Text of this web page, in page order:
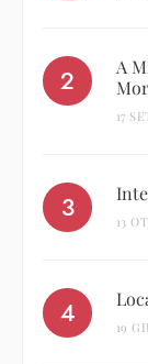
A
17
13
19